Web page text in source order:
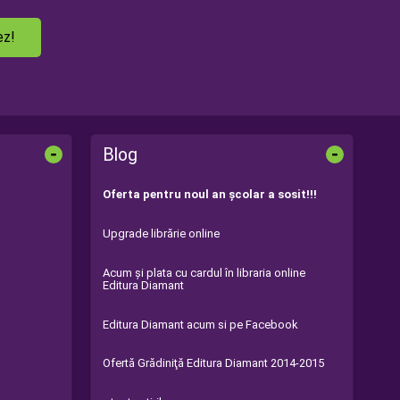
- Blog -
Oferta pentru noul an şcolar a sosit!!!
Upgrade librărie online
Acum şi plata cu cardul în libraria online
Editura Diamant
Editura Diamant acum si pe Facebook
Ofertă Grădiniţă Editura Diamant 2014-2015